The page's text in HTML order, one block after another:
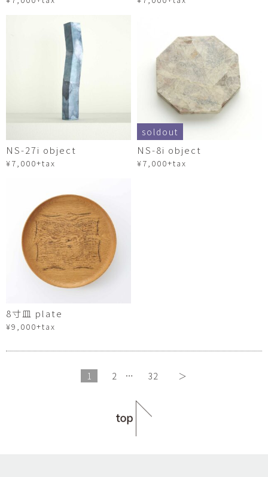
NS-27i object
¥7,000+tax
soldout
NS-8i object
¥7,000+tax
8寸皿 plate
¥9,000+tax
1 2 … 32 ＞